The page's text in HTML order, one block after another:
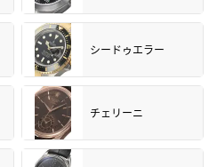
シードゥエラー
チェリーニ